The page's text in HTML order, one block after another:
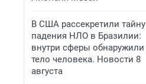
В США рассекретили тайну
падения НЛО в Бразилии:
внутри сферы обнаружили
тело человека. Новости 8
августа